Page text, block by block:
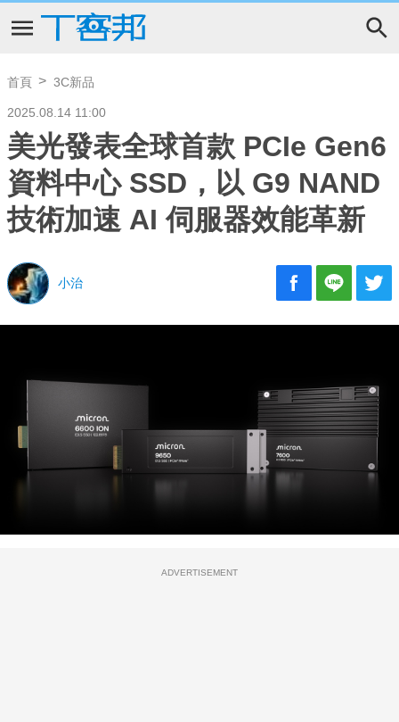
首頁 3C新品
2025.08.14 11:00
美光發表全球首款 PCIe Gen6
資料中心 SSD，以 G9 NAND
技術加速 AI 伺服器效能革新
小治
ADVERTISEMENT